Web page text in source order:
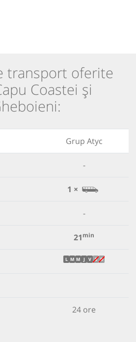
transport oferite
Coastei și
Grup Atyc
-
1 ×
-
21min
L M M J V S D
24 ore